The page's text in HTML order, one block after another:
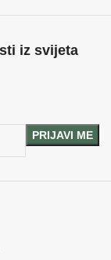
iz svijeta